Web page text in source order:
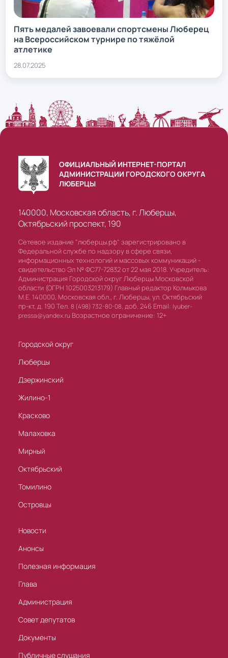
Пять медалей завоевали спортсмены Люберец
на Всероссийском турнире по тяжёлой
атлетике
28.07.2025
ОФИЦИАЛЬНЫЙ ИНТЕРНЕТ-ПОРТАЛ
АДМИНИСТРАЦИИ ГОРОДСКОГО ОКРУГА
ЛЮБЕРЦЫ
140000, Московская область, г. Люберцы,
Октябрьский проспект, 190
Сетевое издание "люберцы.рф" зарегистрировано в
Федеральной службе по надзору в сфере связи,
информационных технологий и массовых коммуникаций -
свидетельство Эл № ФС77-72832 от 22 мая 2018. Учредитель:
Администрация Городской округ Люберцы Московской
области (ОГРН 1025003213179) Главный редактор Колмыкова
М.Е. 140000, Московская обл., г. Люберцы, ул. Октябрьский
пр-кт, д. 190 Тел. 8 (498) 732-80-08, доб. 246 Email: lyuber-
pressa@yandex.ru Возрастное ограничение: 12+
Городской округ
Люберцы
Дзержинский
Жилино-1
Красково
Малаховка
Мирный
Октябрьский
Томилино
Островцы
Новости
Анонсы
Полезная информация
Глава
Администрация
Совет депутатов
Документы
Публичные слушания